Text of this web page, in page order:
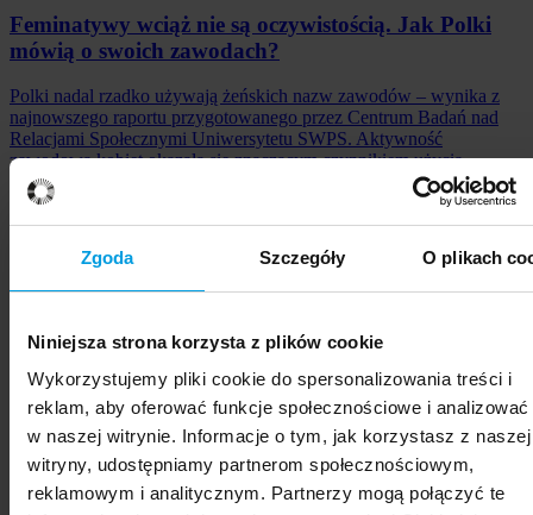
Zgoda Szczegóły O plikach
Niniejsza strona korzysta z plików cookie
Wykorzystujemy pliki cookie do spersonalizowania treści i
reklam, aby oferować funkcje społecznościowe i
w naszej witrynie. Informacje o tym, jak korzystasz z naszej
witryny, udostępniamy partnerom społecznościowym,
reklamowym i analitycznym. Partnerzy mogą połączyć te
Feminatywy wciąż nie są oczywistością. Jak Polki
mówią o swoich zawodach?
Polki nadal rzadko używają żeńskich nazw zawodów – wynika z
najnowszego raportu przygotowanego przez Centrum Badań nad
Relacjami Społecznymi Uniwersytetu SWPS. Aktywność
zawodowa kobiet okazała się znaczącym czynnikiem użycia
feminatywów.
6 sierpnia 2026